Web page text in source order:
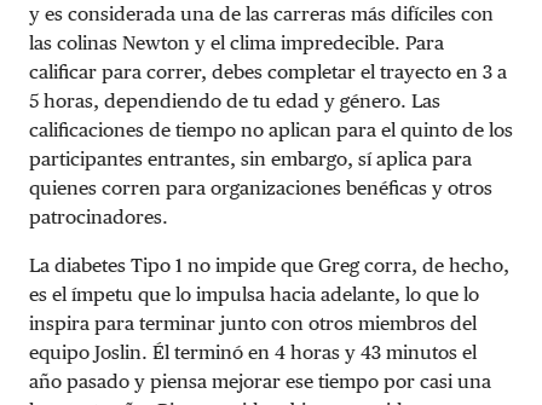
y es considerada una de las carreras más difíciles con
las colinas Newton y el clima impredecible. Para
calificar para correr, debes completar el trayecto en 3 a
5 horas, dependiendo de tu edad y género. Las
calificaciones de tiempo no aplican para el quinto de los
participantes entrantes, sin embargo, sí aplica para
quienes corren para organizaciones benéficas y otros
patrocinadores.
La diabetes Tipo 1 no impide que Greg corra, de hecho,
es el ímpetu que lo impulsa hacia adelante, lo que lo
inspira para terminar junto con otros miembros del
equipo Joslin. Él terminó en 4 horas y 43 minutos el
año pasado y piensa mejorar ese tiempo por casi una